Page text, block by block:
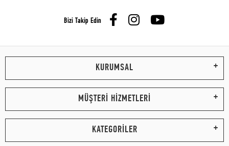
Bizi Takip Edin
KURUMSAL
MÜŞTERİ HİZMETLERİ
KATEGORİLER